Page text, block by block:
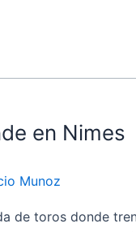
en Nimes
Munoz
de toros donde